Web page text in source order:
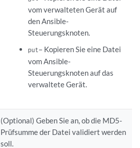
vom verwalteten Gerät auf
den Ansible-
Steuerungsknoten.
put– Kopieren Sie eine Datei
vom Ansible-
Steuerungsknoten auf das
verwaltete Gerät.
(Optional) Geben Sie an, ob die MD5-
Prüfsumme der Datei validiert werden
soll.